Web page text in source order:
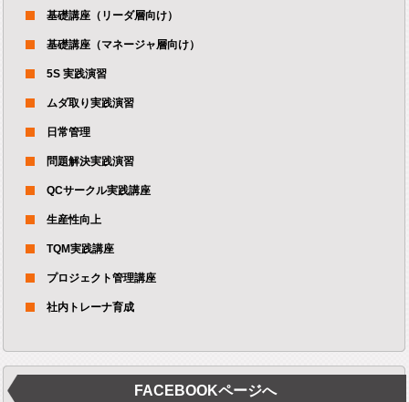
基礎講座（リーダ層向け）
基礎講座（マネージャ層向け）
5S 実践演習
ムダ取り実践演習
日常管理
問題解決実践演習
QCサークル実践講座
生産性向上
TQM実践講座
プロジェクト管理講座
社内トレーナ育成
FACEBOOKページへ